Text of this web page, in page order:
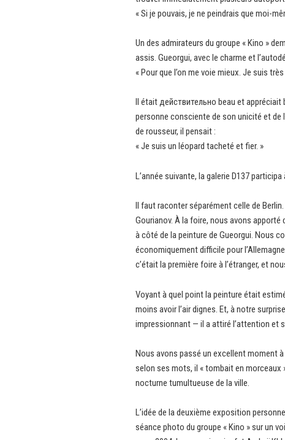
« Si je pouvais, je ne peindrais que moi-
Un des admirateurs du groupe « Kino »
assis. Gueorgui, avec le charme et
« Pour que l’on me voie mieux. Je suis
Il était действительно beau et
personne consciente de son unicité et de
de rousseur, il pensait :
« Je suis un léopard tacheté et fier. »
L’année suivante, la galerie D137
Il faut raconter séparément celle de
Gourianov. À la foire, nous avons
à côté de la peinture de Gueorgui. Nous
économiquement difficile pour
c’était la première foire à l’étranger, et
Voyant à quel point la peinture était
moins avoir l’air dignes. Et, à notre
impressionnant — il a attiré l’attention et
Nous avons passé un excellent moment
selon ses mots, il « tombait en morceaux
nocturne tumultueuse de la ville.
L’idée de la deuxième exposition
séance photo du groupe « Kino » sur un